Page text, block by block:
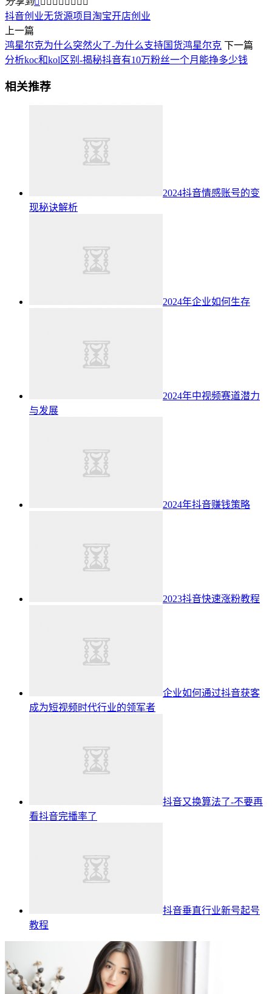
抖音创业无货源项目淘宝开店创业
上一篇
鸿星尔克为什么突然火了-为什么支持国货鸿星尔克 下一篇
分析koc和kol区别-揭秘抖音有10万粉丝一个月能挣多少钱
相关推荐
2024抖音情感账号的变
现秘诀解析
2024年企业如何生存
2024年中视频赛道潜力
与发展
2024年抖音赚钱策略
2023抖音快速涨粉教程
企业如何通过抖音获客
成为短视频时代行业的领军者
抖音又换算法了-不要再
看抖音完播率了
抖音垂直行业新号起号
教程